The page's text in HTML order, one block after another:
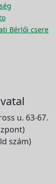
Bérlői csere
u. 63-67.
szám)